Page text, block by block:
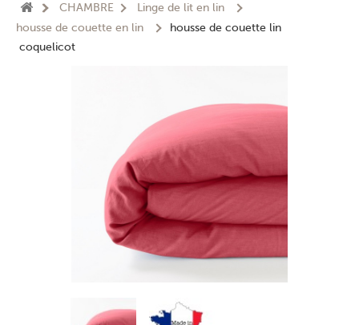
TEXTILE
ACCESSOIRES MAISON
CHAMBRE
Linge de lit en lin
housse de couette en lin
housse de couette lin
coquelicot